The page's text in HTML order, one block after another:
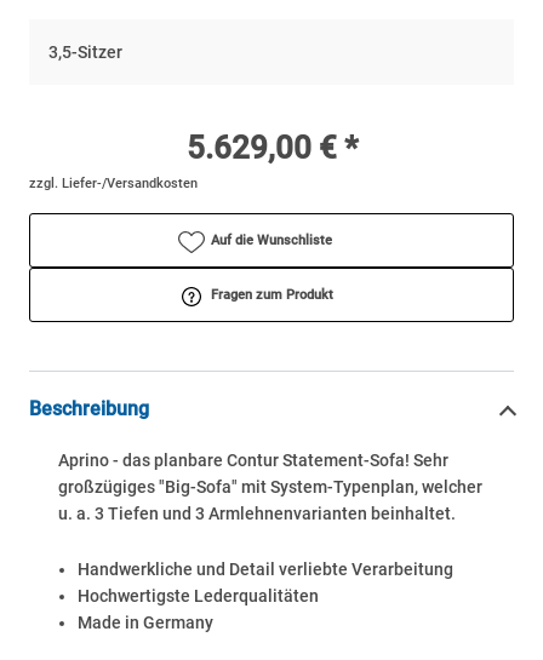
3,5-Sitzer
5.629,00 € *
zzgl. Liefer-/Versandkosten
Auf die Wunschliste
Fragen zum Produkt
Beschreibung
Aprino - das planbare Contur Statement-Sofa! Sehr
großzügiges "Big-Sofa" mit System-Typenplan, welcher
u. a. 3 Tiefen und 3 Armlehnenvarianten beinhaltet.
Handwerkliche und Detail verliebte Verarbeitung
Hochwertigste Lederqualitäten
Made in Germany